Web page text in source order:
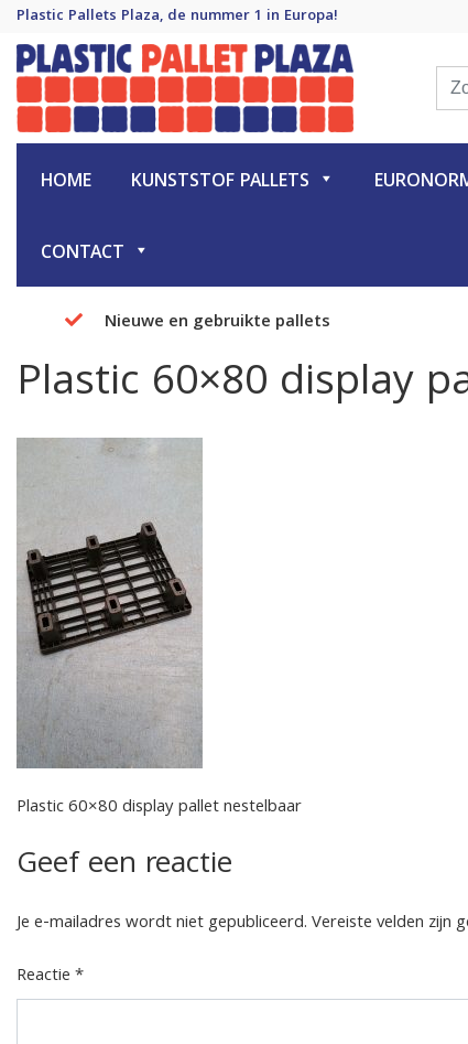
Plastic Pallets Plaza, de nummer 1 in Europa!
Plastic Pallet Plaza
Plastic Pallets Plaza, de nummer 1 in Europa!
HOME KUNSTSTOF PALLETS
CONTACT
Nieuwe en gebruikte pallets
Plastic 60×80 display
Plastic 60×80 display pallet nestelbaar
Geef een reactie
Je e-mailadres wordt niet gepubliceerd.Vereiste velden zijn
Reactie*